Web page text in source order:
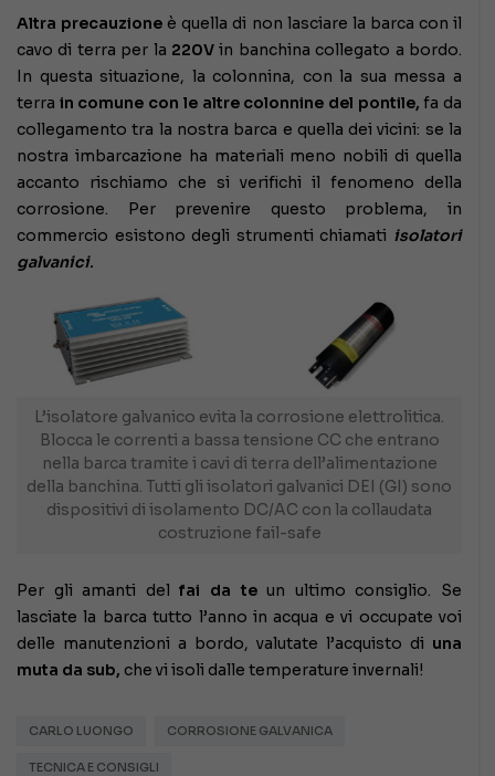
Altra precauzione è quella di non lasciare la barca con il
cavo di terra per la 220V in banchina collegato a bordo.
In questa situazione, la colonnina, con la sua messa a
terra in comune con le altre colonnine del pontile, fa da
collegamento tra la nostra barca e quella dei vicini: se la
nostra imbarcazione ha materiali meno nobili di quella
accanto rischiamo che si verifichi il fenomeno della
corrosione. Per prevenire questo problema, in
commercio esistono degli strumenti chiamati isolatori
galvanici.
L’isolatore galvanico evita la corrosione elettrolitica.
Blocca le correnti a bassa tensione CC che entrano
nella barca tramite i cavi di terra dell’alimentazione
della banchina. Tutti gli isolatori galvanici DEI (GI) sono
dispositivi di isolamento DC/AC con la collaudata
costruzione fail-safe
Per gli amanti delfai da teun ultimo consiglio. Se
lasciate la barca tutto l’anno in acqua e vi occupate voi
delle manutenzioni a bordo, valutate l’acquisto di una
muta da sub, che vi isoli dalle temperature invernali!
CARLO LUONGO CORROSIONE GALVANICA
TECNICA E CONSIGLI